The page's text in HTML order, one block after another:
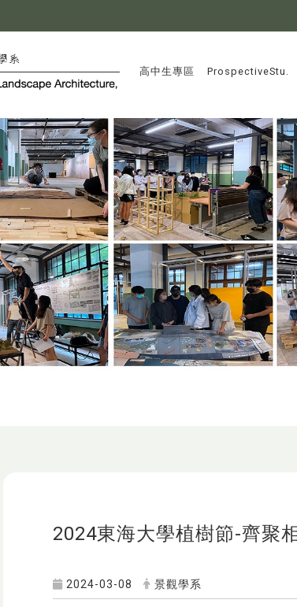
高中生專區 ProspectiveStu.
2024東海大學植樹節-齊聚
2024-03-08 景觀學系